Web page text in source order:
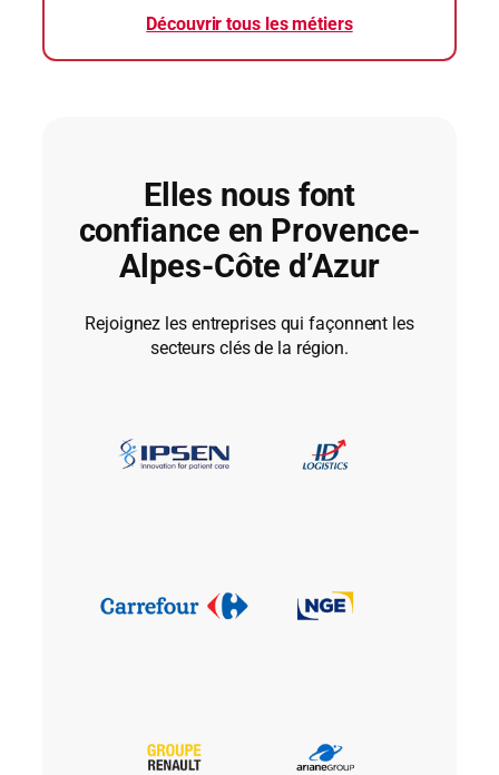
Découvrir tous les métiers
Elles nous font
confiance en Provence-
Alpes-Côte d’Azur
Rejoignez les entreprises qui façonnent les
secteurs clés de la région.